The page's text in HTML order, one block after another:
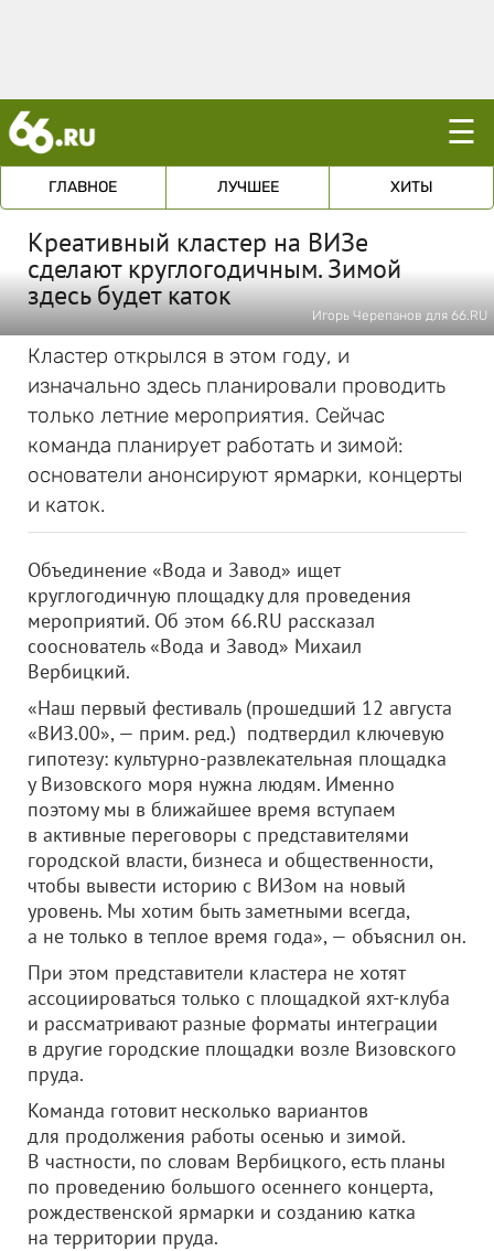
☰
ГЛАВНОЕ ЛУЧШЕЕ ХИТЫ
Креативный кластер на ВИЗе
сделают круглогодичным. Зимой
здесь будет каток
Игорь Черепанов для 66.RU
Кластер открылся в этом году, и
изначально здесь планировали проводить
только летние мероприятия. Сейчас
команда планирует работать и зимой:
основатели анонсируют ярмарки, концерты
и каток.
Объединение «Вода и Завод» ищет
круглогодичную площадку для проведения
мероприятий. Об этом 66.RU рассказал
сооснователь «Вода и Завод» Михаил
Вербицкий.
«Наш первый фестиваль (прошедший 12 августа
«ВИЗ.00», — прим. ред.) подтвердил ключевую
гипотезу: культурно-развлекательная площадка
у Визовского моря нужна людям. Именно
поэтому мы в ближайшее время вступаем
в активные переговоры с представителями
городской власти, бизнеса и общественности,
чтобы вывести историю с ВИЗом на новый
уровень. Мы хотим быть заметными всегда,
а не только в теплое время года», — объяснил он.
При этом представители кластера не хотят
ассоциироваться только с площадкой яхт-клуба
и рассматривают разные форматы интеграции
в другие городские площадки возле Визовского
пруда.
Команда готовит несколько вариантов
для продолжения работы осенью и зимой.
В частности, по словам Вербицкого, есть планы
по проведению большого осеннего концерта,
рождественской ярмарки и созданию катка
на территории пруда.